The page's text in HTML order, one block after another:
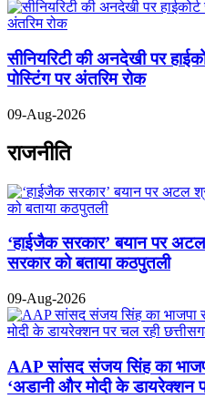
सीनियरिटी की अनदेखी पर
पोस्टिंग पर अंतरिम रोक
09-Aug-2026
राजनीति
‘हाईजैक सरकार’ बयान पर
सरकार को बताया कठपुतली
09-Aug-2026
AAP सांसद संजय सिंह का
‘अडानी और मोदी के डायरेक्शन